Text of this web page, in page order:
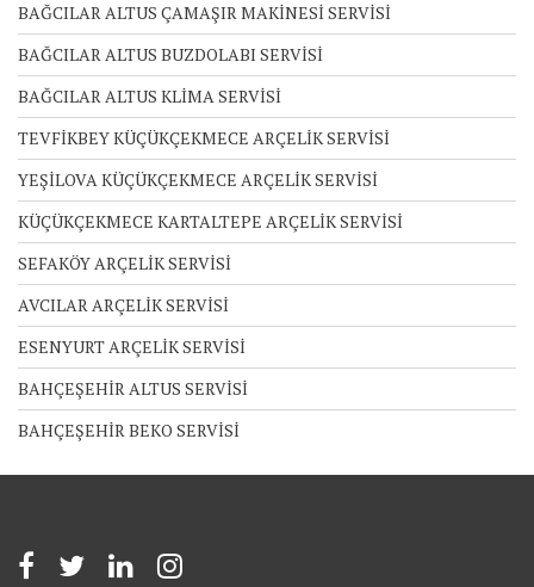
BAĞCILAR ALTUS ÇAMAŞIR MAKİNESİ SERVİSİ
BAĞCILAR ALTUS BUZDOLABI SERVİSİ
BAĞCILAR ALTUS KLİMA SERVİSİ
TEVFİKBEY KÜÇÜKÇEKMECE ARÇELİK SERVİSİ
YEŞİLOVA KÜÇÜKÇEKMECE ARÇELİK SERVİSİ
KÜÇÜKÇEKMECE KARTALTEPE ARÇELİK SERVİSİ
SEFAKÖY ARÇELİK SERVİSİ
AVCILAR ARÇELİK SERVİSİ
ESENYURT ARÇELİK SERVİSİ
BAHÇEŞEHİR ALTUS SERVİSİ
BAHÇEŞEHİR BEKO SERVİSİ